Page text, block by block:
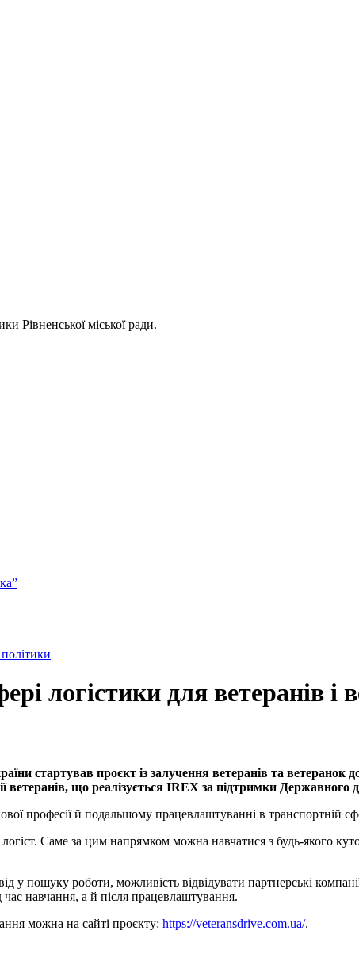
Рівненської міської ради.
логістики для ветеранів і
стартував проєкт із залучення ветеранів та
ветеранів, що реалізується IREX за підтримки
професії й подальшому працевлаштуванні в транспортній
Саме за цим напрямком можна навчатися з будь-якого
у пошуку роботи, можливість відвідувати партнерські
навчання, а й після працевлаштування.
можна на сайті проєкту: https://veteransdrive.com.ua/.